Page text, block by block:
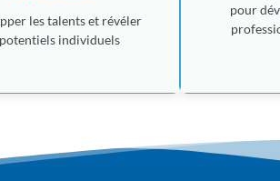
les talents et révéler
individuels
pour